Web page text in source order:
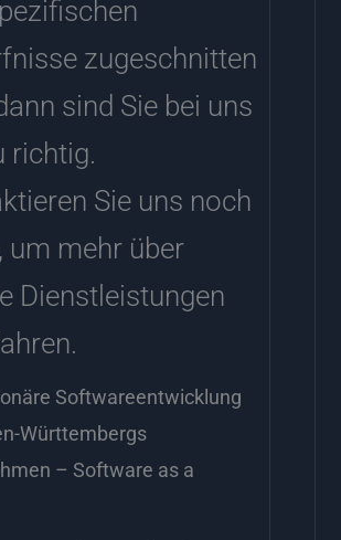
zugeschnitten
sind Sie bei uns
richtig.
Sie uns noch
um mehr über
Dienstleistungen
Softwareentwicklung
Württembergs
– Software as a